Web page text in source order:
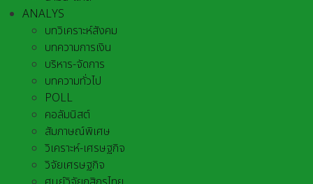
ANALYS
บทวิเคราะห์สังคม
บทความการเงิน
บริหาร-จัดการ
บทความทั่วไป
POLL
คอลัมนิสต์
สัมภาษณ์พิเศษ
วิเคราะห์-เศรษฐกิจ
วิจัยเศรษฐกิจ